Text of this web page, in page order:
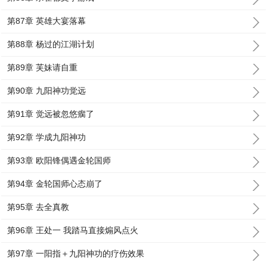
第87章 英雄大宴落幕
第88章 杨过的江湖计划
第89章 芙妹请自重
第90章 九阳神功觉远
第91章 觉远被忽悠瘸了
第92章 学成九阳神功
第93章 欧阳锋偶遇金轮国师
第94章 金轮国师心态崩了
第95章 去全真教
第96章 王处一 我踏马直接煽风点火
第97章 一阳指＋九阳神功的疗伤效果